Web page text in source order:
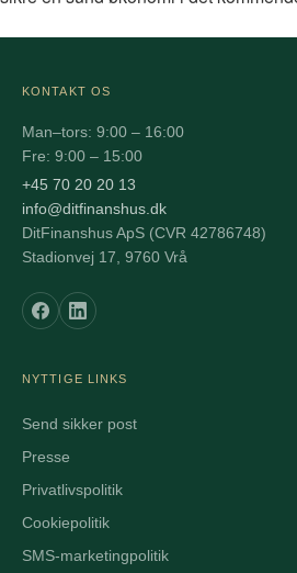
KONTAKT OS
Man–tors: 9:00 – 16:00
Fre: 9:00 – 15:00
+45 70 20 20 13
info@ditfinanshus.dk
DitFinanshus ApS (CVR 42786748)
Stadionvej 17, 9760 Vrå
NYTTIGE LINKS
Send sikker post
Presse
Privatlivspolitik
Cookiepolitik
SMS-marketingpolitik